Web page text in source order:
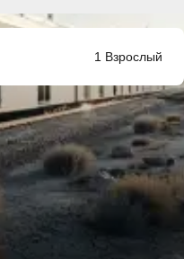
1 Взрослый